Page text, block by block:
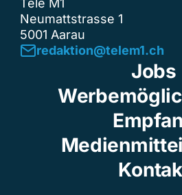
Tele M1
Neumattstrasse 1
5001 Aarau
redaktion@telem1.ch
Jobs